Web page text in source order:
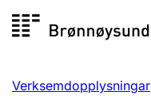
Registersøk
Aksjeselskap
Verksemdopplysningar